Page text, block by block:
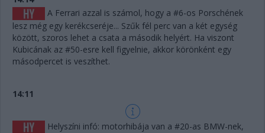
A Ferrari azzal is számol, hogy a #6-os Porschének
lesz még egy kerékcseréje... Szűk fél perc van a két egység
között, szoros lehet a csata a második helyért. Ha viszont
Kubicának az #50-esre kell figyelnie, akkor körönként egy
másodpercet is veszíthet.
14:11
Helyszíni infó: motorhibája van a #20-as BMW-nek,